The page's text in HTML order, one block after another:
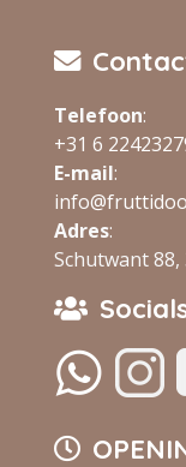
Telefoon:
+31 6
E-mail:
Adres:
Schutwant 88,